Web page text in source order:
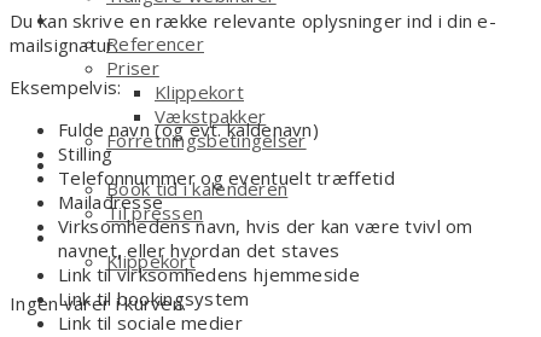
Om
Referencer
Priser
Klippekort
Vækstpakker
Forretningsbetingelser
Kontakt
Book tid i kalenderen
Til pressen
Shop
Klippekort
Ingen varer i kurven.
Du kan skrive en række relevante oplysninger ind i din e-
mailsignatur.
Eksempelvis:
Fulde navn (og evt. kaldenavn)
Stilling
Telefonnummer og eventuelt træffetid
Mailadresse
Virksomhedens navn, hvis der kan være tvivl om
navnet, eller hvordan det staves
Link til virksomhedens hjemmeside
Link til bookingsystem
Link til sociale medier